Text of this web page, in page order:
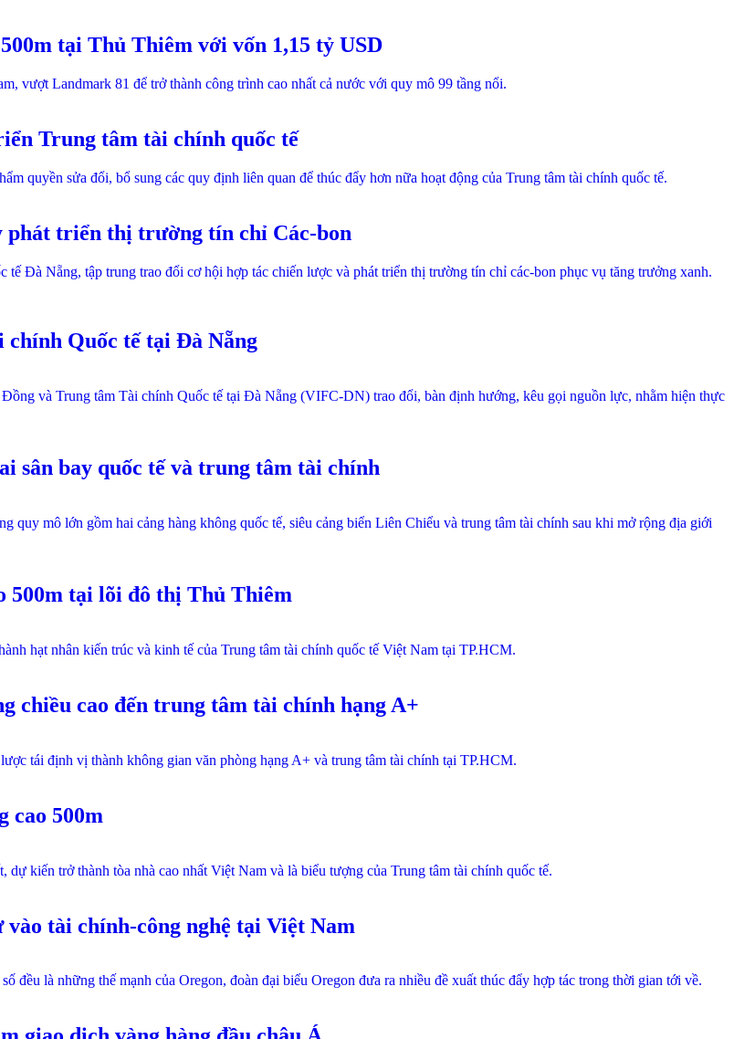
tại Thủ Thiêm với vốn 1,15 tỷ USD
vượt Landmark 81 để trở thành công trình cao nhất cả nước với quy mô 99 tầng nổi.
Trung tâm tài chính quốc tế
quyền sửa đổi, bổ sung các quy định liên quan để thúc đẩy hơn nữa hoạt động của Trung tâm tài chính quốc tế.
phát triển thị trường tín chỉ Các-bon
Đà Nẵng, tập trung trao đổi cơ hội hợp tác chiến lược và phát triển thị trường tín chỉ các-bon phục vụ tăng trưởng xanh.
Quốc tế tại Đà Nẵng
và Trung tâm Tài chính Quốc tế tại Đà Nẵng (VIFC-DN) trao đổi, bàn định hướng, kêu gọi nguồn lực, nhằm hiện thực
sân bay quốc tế và trung tâm tài chính
quy mô lớn gồm hai cảng hàng không quốc tế, siêu cảng biển Liên Chiểu và trung tâm tài chính sau khi mở rộng địa giới
500m tại lõi đô thị Thủ Thiêm
hạt nhân kiến trúc và kinh tế của Trung tâm tài chính quốc tế Việt Nam tại TP.HCM.
chiều cao đến trung tâm tài chính hạng A+
tái định vị thành không gian văn phòng hạng A+ và trung tâm tài chính tại TP.HCM.
cao 500m
kiến trở thành tòa nhà cao nhất Việt Nam và là biểu tượng của Trung tâm tài chính quốc tế.
tài chính-công nghệ tại Việt Nam
đều là những thế mạnh của Oregon, đoàn đại biểu Oregon đưa ra nhiều đề xuất thúc đẩy hợp tác trong thời gian tới về.